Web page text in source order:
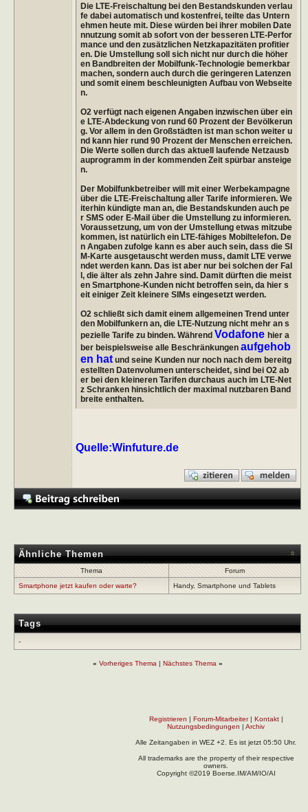
Die LTE-Freischaltung bei den Bestandskunden verlau
fe dabei automatisch und kostenfrei, teilte das Untern
ehmen heute mit. Diese würden bei ihrer mobilen Date
nnutzung somit ab sofort von der besseren LTE-Perfor
mance und den zusätzlichen Netzkapazitäten profitier
en. Die Umstellung soll sich nicht nur durch die höher
en Bandbreiten der Mobilfunk-Technologie bemerkbar
machen, sondern auch durch die geringeren Latenzen
und somit einem beschleunigten Aufbau von Webseite
n.
O2 verfügt nach eigenen Angaben inzwischen über ein
e LTE-Abdeckung von rund 60 Prozent der Bevölkerun
g. Vor allem in den Großstädten ist man schon weiter u
nd kann hier rund 90 Prozent der Menschen erreichen.
Die Werte sollen durch das aktuell laufende Netzausb
auprogramm in der kommenden Zeit spürbar ansteige
n.
Der Mobilfunkbetreiber will mit einer Werbekampagne
über die LTE-Freischaltung aller Tarife informieren. We
iterhin kündigte man an, die Bestandskunden auch pe
r SMS oder E-Mail über die Umstellung zu informieren.
Voraussetzung, um von der Umstellung etwas mitzube
kommen, ist natürlich ein LTE-fähiges Mobiltelefon. De
n Angaben zufolge kann es aber auch sein, dass die SI
M-Karte ausgetauscht werden muss, damit LTE verwe
ndet werden kann. Das ist aber nur bei solchen der Fal
l, die älter als zehn Jahre sind. Damit dürften die meist
en Smartphone-Kunden nicht betroffen sein, da hier s
eit einiger Zeit kleinere SIMs eingesetzt werden.
O2 schließt sich damit einem allgemeinen Trend unter
den Mobilfunkern an, die LTE-Nutzung nicht mehr an s
pezielle Tarife zu binden. Während Vodafone hier a
ber beispielsweise alle Beschränkungen aufgehob
en hatund seine Kunden nur noch nach dem bereitg
estellten Datenvolumen unterscheidet, sind bei O2 ab
er bei den kleineren Tarifen durchaus auch im LTE-Net
z Schranken hinsichtlich der maximal nutzbaren Band
breite enthalten.
Quelle:Winfuture.de
Ähnliche Themen
Thema
Forum
Smartphone jetzt kaufen oder warte?
Handy, Smartphone und Tablets
Tags
-
« Vorheriges Thema | Nächstes Thema »
Registrieren | Forum-Mitarbeiter| Kontakt|
Nutzungsbedingungen | Archiv
Alle Zeitangaben in WEZ +2. Es ist jetzt 05:50 Uhr.
All trademarks are the property of their respective
owners.
Copyright ©2019 Boerse.IM/AM/IO/AI